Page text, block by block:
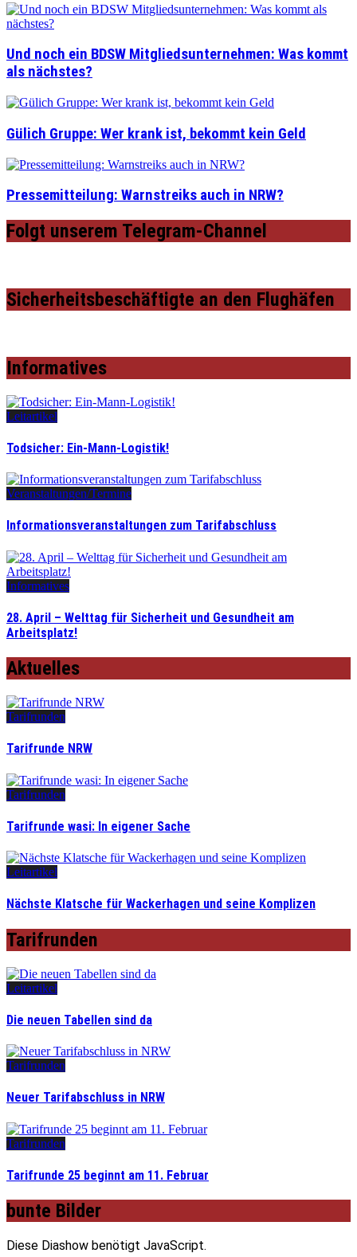
Und noch ein BDSW Mitgliedsunternehmen: Was kommt
als nächstes?
Gülich Gruppe: Wer krank ist, bekommt kein Geld
Pressemitteilung: Warnstreiks auch in NRW?
Folgt unserem Telegram-Channel
Sicherheitsbeschäftigte an den Flughäfen
Informatives
Leitartikel
Todsicher: Ein-Mann-Logistik!
Veranstaltungen/Termine
Informationsveranstaltungen zum Tarifabschluss
Informatives
28. April – Welttag für Sicherheit und Gesundheit am
Arbeitsplatz!
Aktuelles
Tarifrunden
Tarifrunde NRW
Tarifrunden
Tarifrunde wasi: In eigener Sache
Leitartikel
Nächste Klatsche für Wackerhagen und seine Komplizen
Tarifrunden
Leitartikel
Die neuen Tabellen sind da
Tarifrunden
Neuer Tarifabschluss in NRW
Tarifrunden
Tarifrunde 25 beginnt am 11. Februar
bunte Bilder
Diese Diashow benötigt JavaScript.